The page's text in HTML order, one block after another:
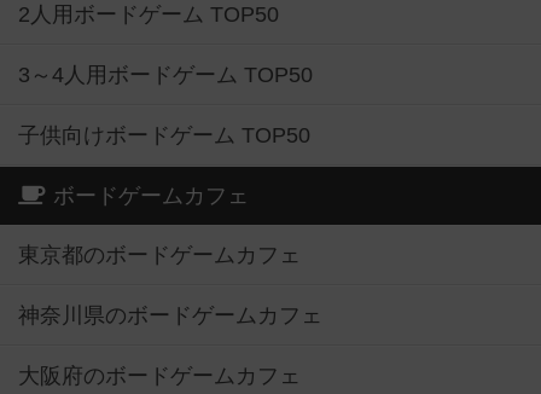
2人用ボードゲーム TOP50
3～4人用ボードゲーム TOP50
子供向けボードゲーム TOP50
ボードゲームカフェ
東京都のボードゲームカフェ
神奈川県のボードゲームカフェ
大阪府のボードゲームカフェ